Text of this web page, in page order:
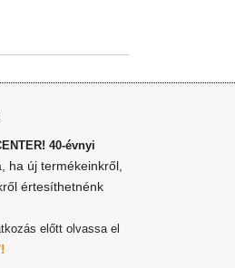
40-évnyi
ha új termékeinkről,
értesíthetnénk
előtt olvassa el